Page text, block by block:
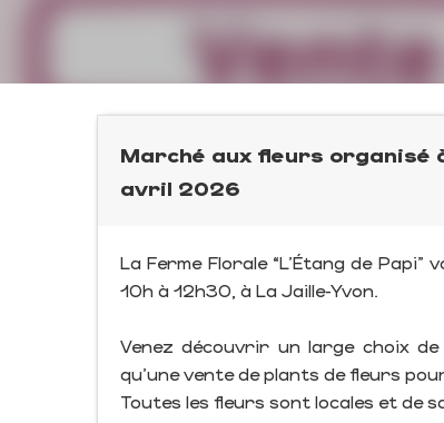
Marché aux fleurs organisé
avril 2026
La Ferme Florale “L’Étang de
10h à 12h30, à La Jaille-Yvon.
Venez découvrir un large choix
qu’une vente de plants de fleurs
Toutes les fleurs sont locales et de